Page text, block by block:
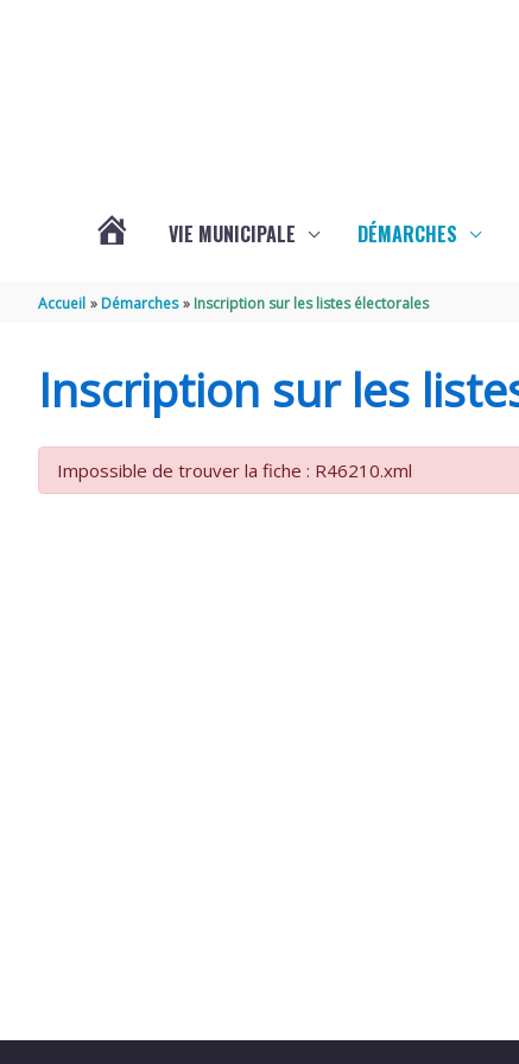
SOUBISE
VIE MUNICIPALE DÉMARCHES
Accueil Démarches Inscription sur les listes électorales
Inscription sur les
Impossible de trouver la fiche : R46210.xml